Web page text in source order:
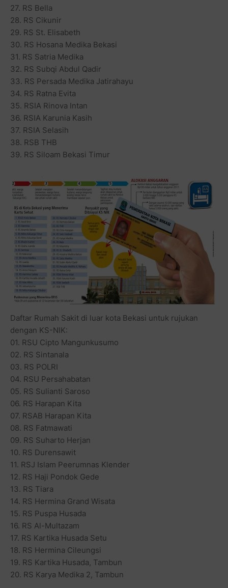
27. RS Bella
28. RS Cikunir
29. RS St. Elisabeth
30. RS Hosana Medika Bekasi
31. RS Satria Medika
32. RS Subqi Abdul Qadir
33. RS Persada Medika Jatirahayu
34. RS Ratna Evita
35. RSIA Rinova Intan
36. RSIA Karunia Kasih
37. RSIA Selasih
38. RSB THB
39. RS Siloam Bekasi Timur
Daftar Rumah Sakit di luar kota Bekasi untuk rujukan
dengan KS-NIK:
01. RSU Cipto Mangunkusumo
02. RS Sintanala
03. RS POLRI
04. RSU Persahabatan
05. RS Sulianti Saroso
06. RS Harapan Kita
07. RSAB Harapan Kita
08. RS Fatmawati
09. RS Suharto Herjan
10. RS Durensawit
11. RSJ Islam Peerumnas Klender
12. RS Haji Pondok Gede
13. RS Tiara
14. RS Hermina Grand Wisata
15. RS Puspa Husada
16. RS Al-Multazam
17. RS Kartika Husada Setu
18. RS Hermina Cileungsi
19. RS Kartika Husada, Tambun
20. RS Karya Medika 2, Tambun